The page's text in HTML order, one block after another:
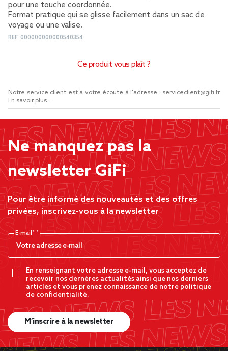
pour une touche coordonnée.
Format pratique qui se glisse facilement dans un sac de
voyage ou une valise.
REF. 000000000000540354
Ce produit vous plaît ?
Notre service client est à votre écoute à l'adresse : serviceclient@gifi.fr
En savoir plus...
Ne manquez pas la
newsletter GiFi
Pour être informé des nouveautés et des offres
privées, inscrivez-vous à la newsletter
E-mail*
En renseignant votre adresse e-mail, vous acceptez de
recevoir nos dernères actualités ainsi que nos derniers
articles et vous prenez connaissance de notre politique
de confidentialité.
M’inscrire à la newsletter